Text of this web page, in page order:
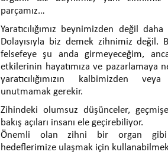
parçamız…
Yaratıcılığımız beynimizden değil
Dolayısıyla biz demek zihnimiz değil.
felsefeye şu anda girmeyeceğim,
etkilerinin hayatımıza ve pazarlamaya
yaratıcılığımızın kalbimizden
unutmamak gerekir.
Zihindeki olumsuz düşünceler,
bakış açıları insanı ele geçirebiliyor.
Önemli olan zihni bir organ gibi
hedeflerimize ulaşmak için